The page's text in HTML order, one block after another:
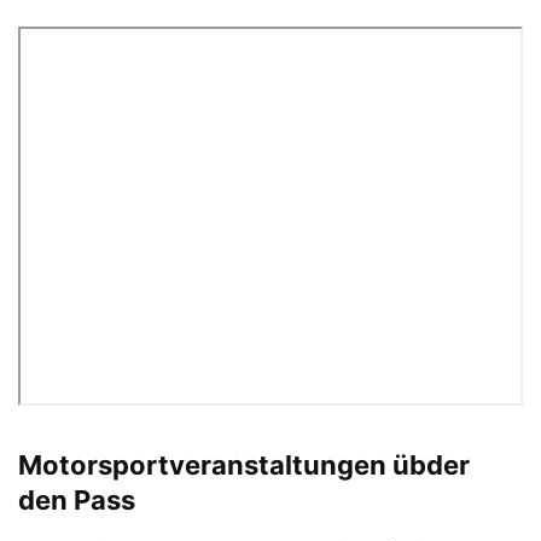
Motorsportveranstaltungen übder
den Pass